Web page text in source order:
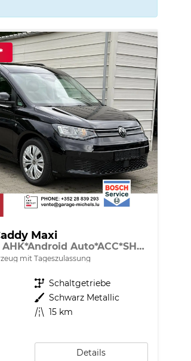
Maxi
2.0 TDI 4Motion AHK*Android Auto*ACC*SHZ*KAMERA*PDC*Klimaauto
mit Tageszulassung
Getriebe Schaltgetriebe
Außenfarbe Schwarz Metallic
Kilometerstand 15 km
Details